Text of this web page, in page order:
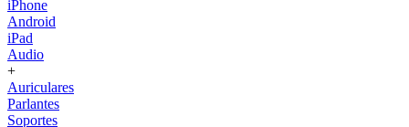
iPhone
Android
iPad
Audio
+
Auriculares
Parlantes
Soportes